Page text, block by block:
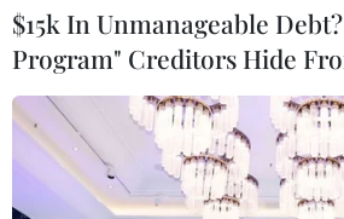
$15k In Unmanageable
Program" Creditors Hide